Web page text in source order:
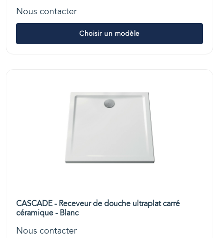
Nous contacter
Choisir un modèle
CASCADE - Receveur de douche ultraplat carré
céramique - Blanc
Nous contacter